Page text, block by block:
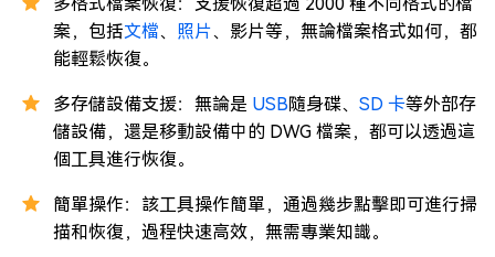
案，包括文檔、 照片、影片等，無論檔案格式如何，都
能輕鬆恢復。
多存儲設備支援：無論是 USB隨身碟、 SD 卡等外部存
儲設備，還是移動設備中的 DWG 檔案，都可以透過這
個工具進行恢復。
簡單操作：該工具操作簡單，通過幾步點擊即可進行掃
描和恢復，過程快速高效，無需專業知識。